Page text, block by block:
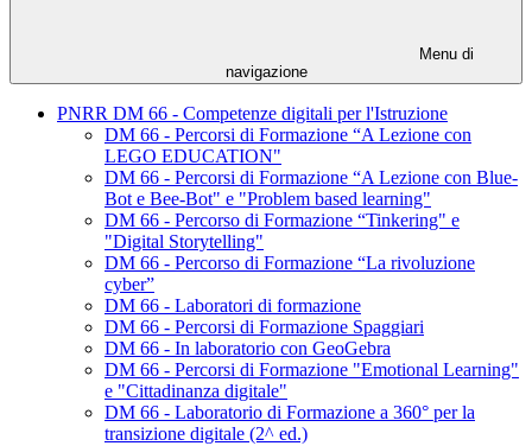
Menu di
navigazione
PNRR DM 66 - Competenze digitali per l'Istruzione
DM 66 - Percorsi di Formazione “A Lezione con
LEGO EDUCATION"
DM 66 - Percorsi di Formazione “A Lezione con Blue-
Bot e Bee-Bot" e "Problem based learning"
DM 66 - Percorso di Formazione “Tinkering" e
"Digital Storytelling"
DM 66 - Percorso di Formazione “La rivoluzione
cyber”
DM 66 - Laboratori di formazione
DM 66 - Percorsi di Formazione Spaggiari
DM 66 - In laboratorio con GeoGebra
DM 66 - Percorsi di Formazione "Emotional Learning"
e "Cittadinanza digitale"
DM 66 - Laboratorio di Formazione a 360° per la
transizione digitale (2^ ed.)